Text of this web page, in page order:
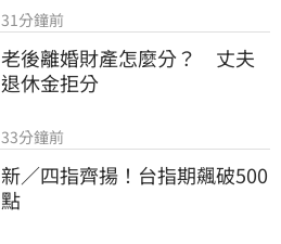
31分鐘前
老後離婚財產怎麼分？　丈夫
退休金拒分
33分鐘前
新／四指齊揚！台指期飆破500
點